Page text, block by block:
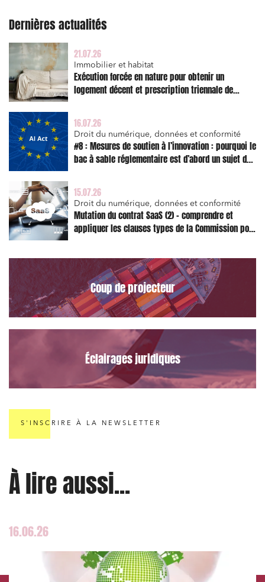
Dernières actualités
21.07.26
Immobilier et habitat
Exécution forcée en nature pour obtenir un
logement décent et prescription triennale de
16.07.26
Droit du numérique, données et conformité
#8 : Mesures de soutien à l’innovation : pourquoi le
bac à sable réglementaire est d’abord un sujet de
15.07.26
Droit du numérique, données et conformité
Mutation du contrat SaaS (2) – comprendre et
appliquer les clauses types de la Commission pour
Coup de projecteur
Éclairages juridiques
S'INSCRIRE À LA NEWSLETTER
À lire aussi...
16.06.26
Relations sociales et droit du travail
Services publics et collectivités
Commande publique
Projets immobiliers
Environnement
Urbanisme et aménagement
Banque finance et assurance
Droit des sociétés et Fusions-Acquisitions
J'ai lu et j'accepte lapolitique de confidentialité